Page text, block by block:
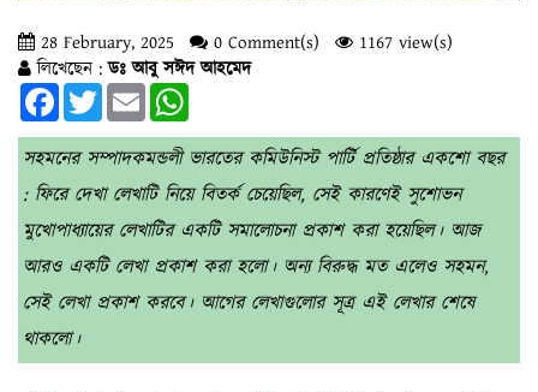
28 February, 2025 0 Comment(s)
1167 view(s)
লিখেছেন :ডঃ আবু সঈদ আহমেদ
FacebookTwitterEmail
সহমনের সম্পাদকমন্ডলী ভারতের কমিউনিস্ট পার্টি প্রতিষ্ঠার একশো বছর
: ফিরে দেখা লেখাটি নিয়ে বিতর্ক চেয়েছিল, সেই কারণেই সুশোভন
মুখোপাধ্যায়ের লেখাটির একটি সমালোচনা প্রকাশ করা হয়েছিল। আজ
আরও একটি লেখা প্রকাশ করা হলো। অন্য বিরুদ্ধ মত এলেও সহমন,
সেই লেখা প্রকাশ করবে। আগের লেখাগুলোর সূত্র এই লেখার শেষে
থাকলো।